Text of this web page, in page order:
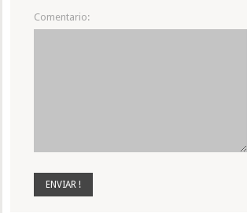
Comentario: